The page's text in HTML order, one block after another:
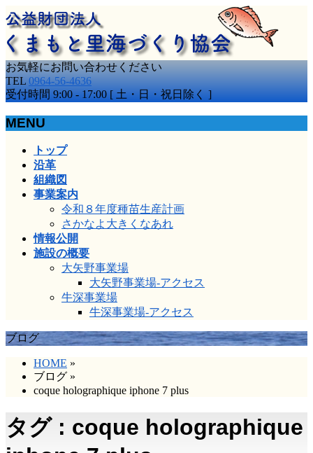
お気軽にお問い合わせください
TEL 0964-56-4636
受付時間 9:00 - 17:00 [ 土・日・祝日除く ]
MENU
トップ
沿革
組織図
事業案内
令和８年度種苗生産計画
さかなよ大きくなあれ
情報公開
施設の概要
大矢野事業場
大矢野事業場-アクセス
牛深事業場
牛深事業場-アクセス
ブログ
HOME »
ブログ »
coque holographique iphone 7 plus
タグ : coque holographique